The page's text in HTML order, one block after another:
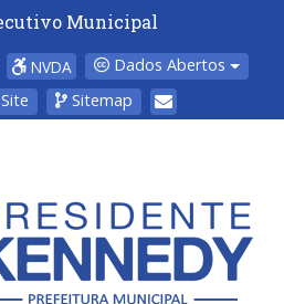
Municipal
NVDA
Dados Abertos
Sitemap